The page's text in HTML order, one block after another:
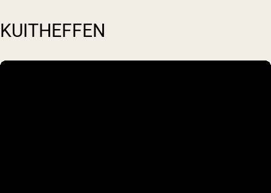
KUITHEFFEN